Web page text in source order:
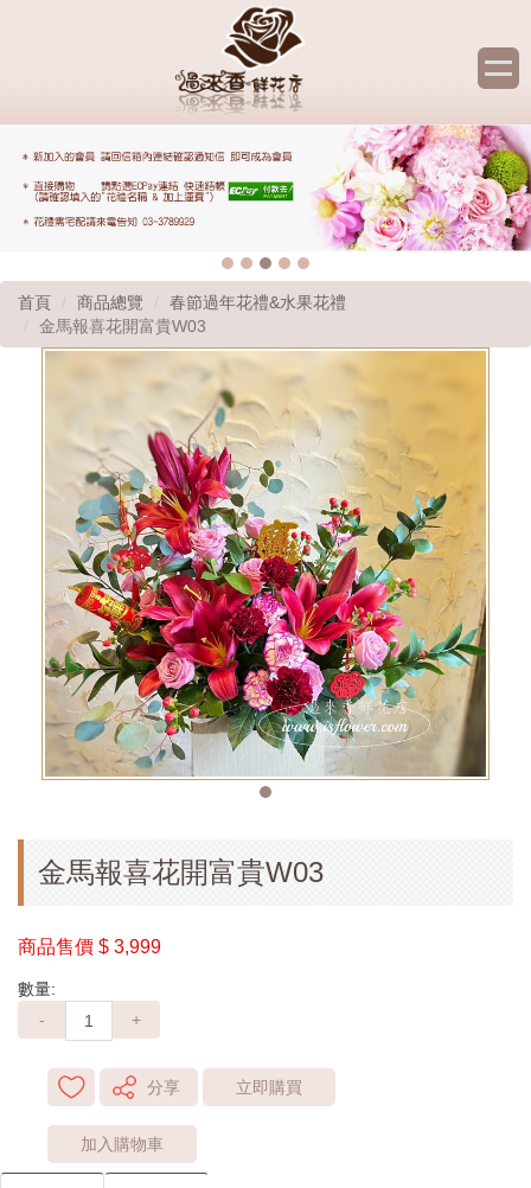
首頁 商品總覽
春節過年花禮&水果花禮
金馬報喜花開富貴W03
金馬報喜花開富貴W03
商品售價 $ 3,999
數量:
-
+
分享 立即購買
加入購物車